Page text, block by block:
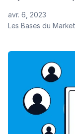
fait naître un
influenceurs.Qui
d’idées nuisibles,
dépens du public
avr. 6, 2023
Les Bases du